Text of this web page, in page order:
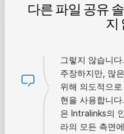
다른 파일 공유
지
그렇지 않습니
주장하지만, 많
위해 의도적으
현을 사용합니
은 Intralinks의
라의 모든 측면